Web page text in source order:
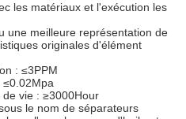
les matériaux et l'exécution les
une meilleure représentation de
originales d'élément
: ≤3PPM
≤0.02Mpa
vie : ≥3000Hour
le nom de séparateurs